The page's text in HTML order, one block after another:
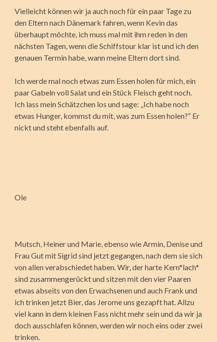
Vielleicht können wir ja auch noch für ein paar Tage zu
den Eltern nach Dänemark fahren, wenn Kevin das
überhaupt möchte, ich muss mal mit ihm reden in den
nächsten Tagen, wenn die Schiffstour klar ist und ich den
genauen Termin habe, wann meine Eltern dort sind.
Ich werde mal noch etwas zum Essen holen für mich, ein
paar Gabeln voll Salat und ein Stück Fleisch geht noch.
Ich lass mein Schätzchen los und sage: „Ich habe noch
etwas Hunger, kommst du mit, was zum Essen holen?“ Er
nickt und steht ebenfalls auf.
Ole
Mutsch, Heiner und Marie, ebenso wie Armin, Denise und
Frau Gut mit Sigrid sind jetzt gegangen, nach dem sie sich
von allen verabschiedet haben. Wir, der harte Kern*lach*
sind zusammengerückt und sitzen mit den vier Paaren
etwas abseits von den Erwachsenen und auch Frank und
ich trinken jetzt Bier, das Jerome uns gezapft hat. Allzu
viel kann in dem kleinen Fass nicht mehr sein und da wir ja
doch ausschlafen können, werden wir noch eins oder zwei
trinken.